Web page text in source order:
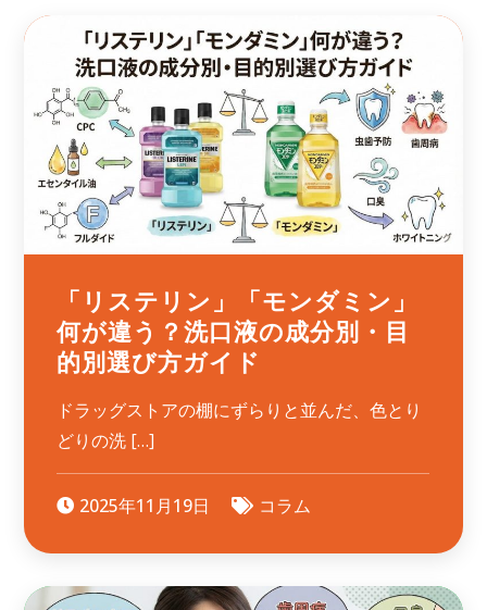
「リステリン」「モンダミン」
何が違う？洗口液の成分別・目
的別選び方ガイド
ドラッグストアの棚にずらりと並んだ、色とり
どりの洗 […]
2025年11月19日 コラム